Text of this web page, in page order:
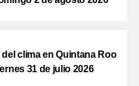
clima en Quintana Roo
31 de julio 2026